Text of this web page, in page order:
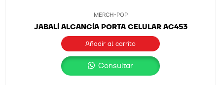
MERCH-POP
JABALÍ ALCANCÍA PORTA CELULAR AC453
Añadir al carrito
Consultar